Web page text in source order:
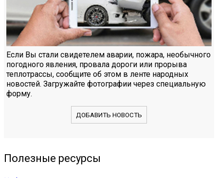
Если Вы стали свидетелем аварии, пожара, необычного
погодного явления, провала дороги или прорыва
теплотрассы, сообщите об этом в ленте народных
новостей. Загружайте фотографии через специальную
форму.
ДОБАВИТЬ НОВОСТЬ
Полезные ресурсы